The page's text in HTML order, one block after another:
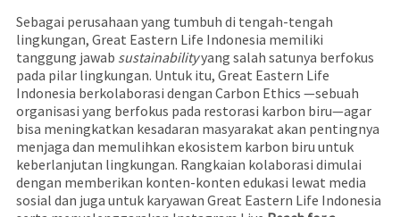
Sebagai perusahaan yang tumbuh di tengah-tengah
lingkungan, Great Eastern Life Indonesia memiliki
tanggung jawab sustainabilityyang salah satunya berfokus
pada pilar lingkungan. Untuk itu, Great Eastern Life
Indonesia berkolaborasi dengan Carbon Ethics —sebuah
organisasi yang berfokus pada restorasi karbon biru—agar
bisa meningkatkan kesadaran masyarakat akan pentingnya
menjaga dan memulihkan ekosistem karbon biru untuk
keberlanjutan lingkungan. Rangkaian kolaborasi dimulai
dengan memberikan konten-konten edukasi lewat media
sosial dan juga untuk karyawan Great Eastern Life Indonesia